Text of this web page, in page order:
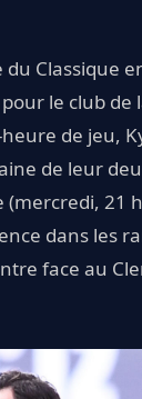
Classique
le club
de jeu,
de leur
21
dans les
face au